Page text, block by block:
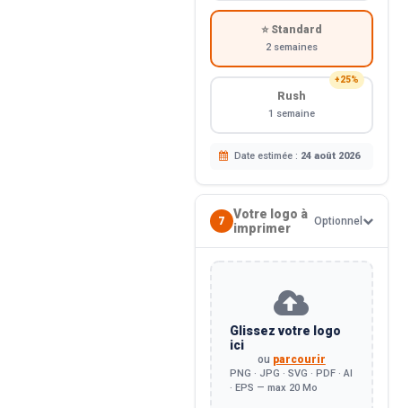
⭐ Standard
2 semaines
+25%
Rush
1 semaine
Date estimée : 24 août 2026
7
Votre logo à
imprimer
Optionnel
Glissez votre logo
ici
ou parcourir
PNG · JPG · SVG · PDF · AI
· EPS — max 20 Mo